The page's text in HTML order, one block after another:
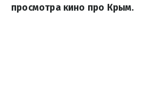
просмотра кино про Крым.